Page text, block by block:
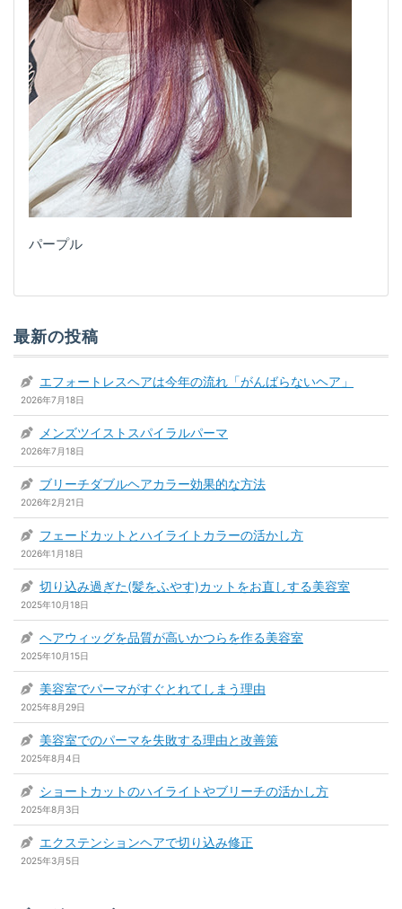
パープル
最新の投稿
エフォートレスヘアは今年の流れ「がんばらないヘア」
2026年7月18日
メンズツイストスパイラルパーマ
2026年7月18日
ブリーチダブルヘアカラー効果的な方法
2026年2月21日
フェードカットとハイライトカラーの活かし方
2026年1月18日
切り込み過ぎた(髪をふやす)カットをお直しする美容室
2025年10月18日
ヘアウィッグを品質が高いかつらを作る美容室
2025年10月15日
美容室でパーマがすぐとれてしまう理由
2025年8月29日
美容室でのパーマを失敗する理由と改善策
2025年8月4日
ショートカットのハイライトやブリーチの活かし方
2025年8月3日
エクステンションヘアで切り込み修正
2025年3月5日